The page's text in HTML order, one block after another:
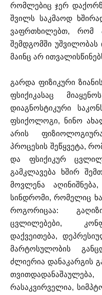
რომლებიც ჯერ
შვილს საკმაოდ
ვაფრთხილებთ, რომ
შემდგომში უშვილობას
მაინც არ
გარდა ფიზიკური
ფსიქიკასაც
დიაგნოსტიკური
ფსიქოლოგი, ნინო
არის
პროცესის შეწყვეტა,
და ფსიქიკურ
გამკლავება ხშირ
მოვლენა
სინდრომი, რომელიც
როგორიცაა:
ცვლილებები,
დაქვეითება,
მარტოსულობის
ძლიერია დანაკარგის
რასაკვირველია,